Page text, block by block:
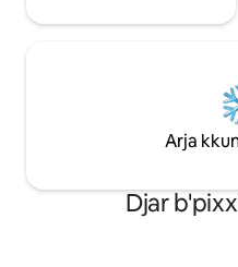
Arja
Djar